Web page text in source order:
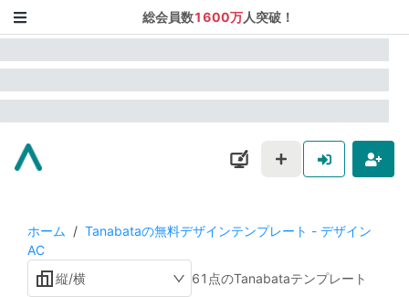
総会員数1600万人突破！
ホーム / Tanabataの無料デザインテンプレート - デザイン
AC
縦/横
61点のTanabataテンプレート